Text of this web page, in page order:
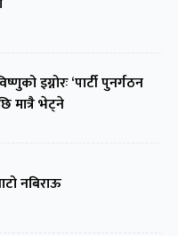
इग्नोरः ‘पार्टी पुनर्गठन
मात्रै भेट्ने
नबिराऊ